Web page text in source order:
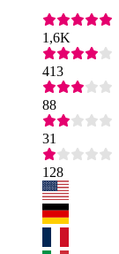
1,6K
413
88
31
128